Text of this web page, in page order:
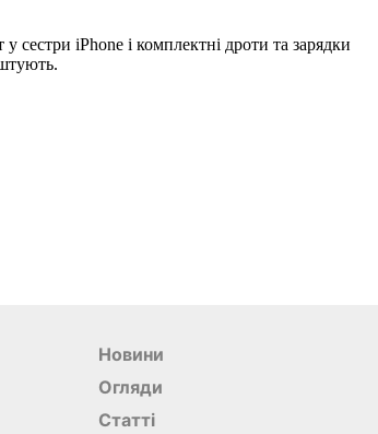
Новини
Огляди
Статті